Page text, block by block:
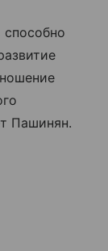
Пашинян.